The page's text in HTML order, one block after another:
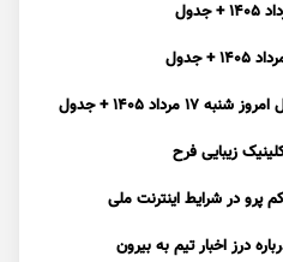
۱۴۰۵ + جدول
زیبایی فرح
پرو در شرایط اینترنت ملی
درز اخبار تیم به بیرون